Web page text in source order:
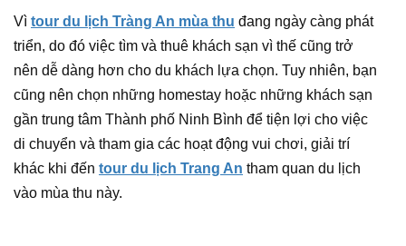
Vì tour du lịch Tràng An mùa thu đang ngày càng phát
triển, do đó việc tìm và thuê khách sạn vì thế cũng trở
nên dễ dàng hơn cho du khách lựa chọn. Tuy nhiên, bạn
cũng nên chọn những homestay hoặc những khách sạn
gần trung tâm Thành phố Ninh Bình để tiện lợi cho việc
di chuyển và tham gia các hoạt động vui chơi, giải trí
khác khi đến tour du lịch Trang An tham quan du lịch
vào mùa thu này.